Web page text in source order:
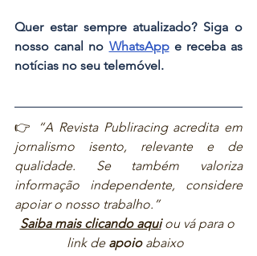
Quer estar sempre atualizado? Siga o
nosso canal no WhatsApp e receba as
notícias no seu telemóvel.
👉
“A Revista Publiracing acredita em
jornalismo isento, relevante e de
qualidade. Se também valoriza
informação independente, considere
apoiar o nosso trabalho.”
Saiba mais clicando aqui ou vá para o
link de apoio abaixo